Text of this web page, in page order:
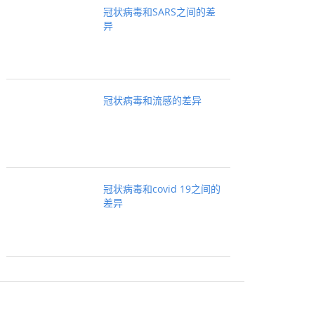
冠状病毒和SARS之间的差
异
冠状病毒和流感的差异
冠状病毒和covid 19之间的
差异